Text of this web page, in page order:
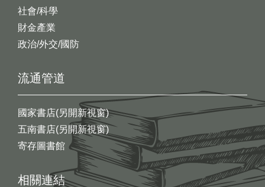
社會/科學
財金產業
政治/外交/國防
流通管道
國家書店(另開新視窗)
五南書店(另開新視窗)
寄存圖書館
相關連結